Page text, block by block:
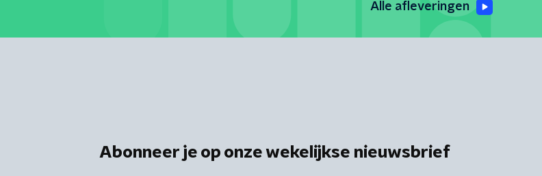
Alle afleveringen
Abonneer je op onze wekelijkse nieuwsbrief